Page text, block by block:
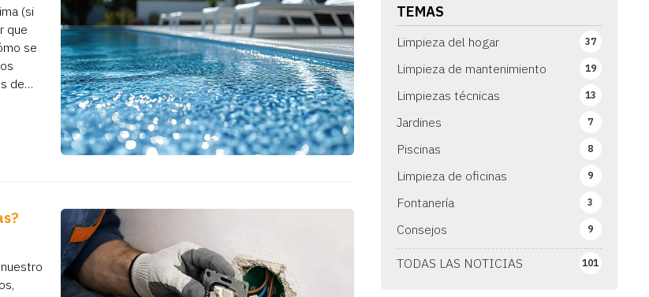
TEMAS
TODAS LAS NOTICIAS 101
Limpieza del hogar 37
Limpieza de mantenimiento 19
Limpiezas técnicas 13
Jardines 7
Piscinas 8
Limpieza de oficinas 9
Fontanería 3
Consejos 9
(si
que
se
de